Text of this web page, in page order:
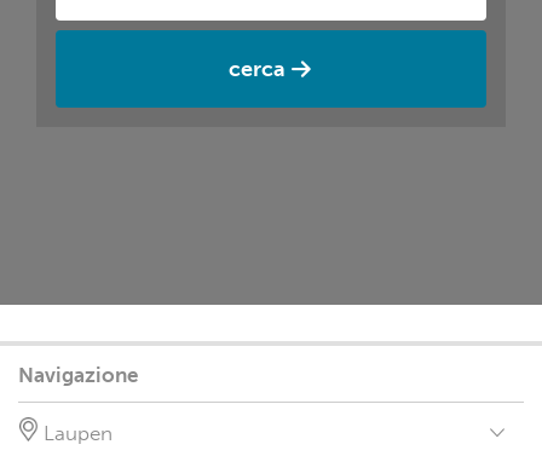
cerca
Navigazione
Laupen